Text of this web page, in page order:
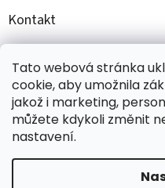
Tato webová stránka
cookie, aby umožnila
jakož i marketing,
můžete kdykoli změnit
nastavení.
Kontakt
+420 774 431 432